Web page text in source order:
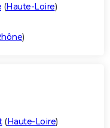
(Haute-Loire)
)
(Haute-Loire)